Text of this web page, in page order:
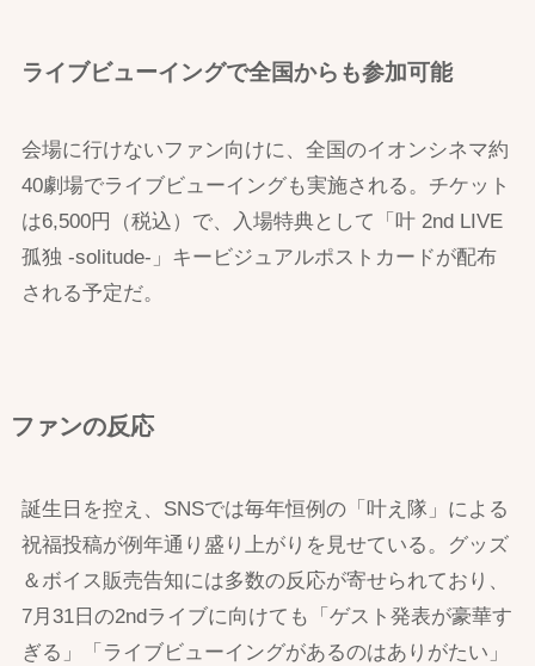
ライブビューイングで全国からも参加可能
会場に行けないファン向けに、全国のイオンシネマ約
40劇場でライブビューイングも実施される。チケット
は6,500円（税込）で、入場特典として「叶 2nd LIVE
孤独 -solitude-」キービジュアルポストカードが配布
される予定だ。
ファンの反応
誕生日を控え、SNSでは毎年恒例の「叶え隊」による
祝福投稿が例年通り盛り上がりを見せている。グッズ
＆ボイス販売告知には多数の反応が寄せられており、
7月31日の2ndライブに向けても「ゲスト発表が豪華す
ぎる」「ライブビューイングがあるのはありがたい」